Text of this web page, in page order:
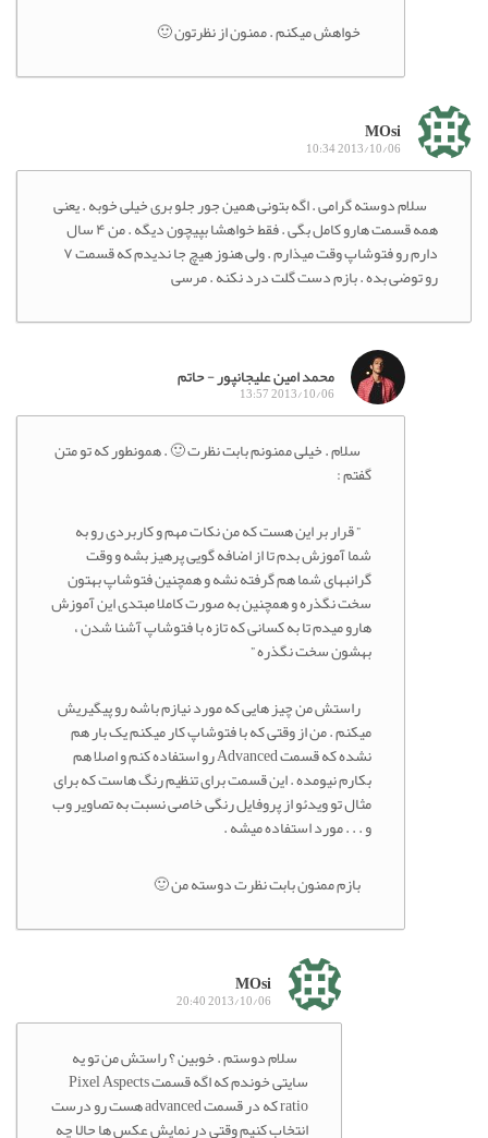
خواهش میکنم . ممنون از نظرتون 🙂
MOsi
2013/10/06 10:34
سلام دوسته گرامی . اگه بتونی همین جور جلو بری خیلی خوبه . یعنی
همه قسمت هارو کامل بگی . فقط خواهشا بپیچون دیگه . من ۴ سال
دارم رو فتوشاپ وقت میذارم . ولی هنوز هیچ جا ندیدم که قسمت ۷
رو توضی بده . بازم دست گلت درد نکنه . مرسی
محمد امین علیجانپور - حاتم
2013/10/06 13:57
سلام . خیلی ممنونم بابت نظرت 🙂 . همونطور که تو متن
گفتم :
” قرار بر این هست که من نکات مهم و کاربردی رو به
شما آموزش بدم تا از اضافه گویی پرهیز بشه و وقت
گرانبهای شما هم گرفته نشه و همچنین فتوشاپ بهتون
سخت نگذره و همچنین به صورت کاملا مبتدی این آموزش
هارو میدم تا به کسانی که تازه با فتوشاپ آشنا شدن ،
بهشون سخت نگذره ”
راستش من چیز هایی که مورد نیازم باشه رو پیگیریش
میکنم . من از وقتی که با فتوشاپ کار میکنم یک بار هم
نشده که قسمت Advanced رو استفاده کنم و اصلا هم
بکارم نیومده . این قسمت برای تنظیم رنگ هاست که برای
مثال تو ویدئو از پروفایل رنگی خاصی نسبت به تصاویر وب
و . . . مورد استفاده میشه .
بازم ممنون بابت نظرت دوسته من 🙂
MOsi
2013/10/06 20:40
سلام دوستم . خوبین ؟ راستش من تو یه
سایتی خوندم که اگه قسمت Pixel Aspects
ratio که در قسمت advanced هست رو درست
انتخاب کنیم وقتی در نمایش عکس ها حالا چه